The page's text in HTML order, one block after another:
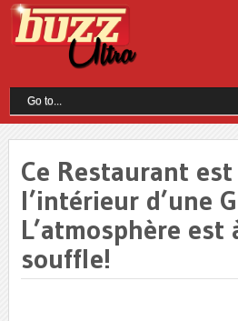
Ce Restaurant
l’intérieur d’une
L’atmosphère est
souffle!